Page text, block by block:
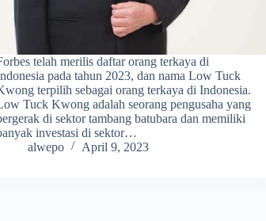
telah merilis daftar orang terkaya di
pada tahun 2023, dan nama Low Tuck
terpilih sebagai orang terkaya di Indonesia.
Tuck Kwong adalah seorang pengusaha yang
di sektor tambang batubara dan memiliki
investasi di sektor…
alwepo
April 9, 2023